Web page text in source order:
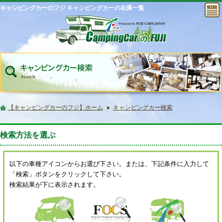
キャンピングカーのフジ キャンピングカーの在庫一覧
【キャンピングカーのフジ】ホーム キャンピングカー検索
検索方法を選ぶ
以下の車種アイコンからお選び下さい。または、下記条件に入力して
「検索」ボタンをクリックして下さい。
検索結果が下に表示されます。